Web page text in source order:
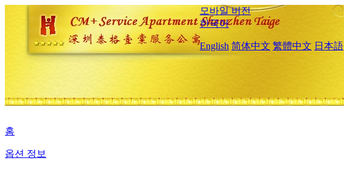
모바일 버전
한국어
English 简体中文 繁體中文 日本語
홈
옵션 정보